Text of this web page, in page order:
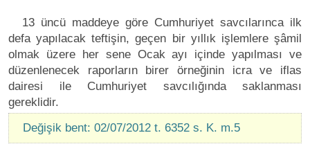
13 üncü maddeye göre Cumhuriyet savcılarınca ilk
defa yapılacak teftişin, geçen bir yıllık işlemlere şâmil
olmak üzere her sene Ocak ayı içinde yapılması ve
düzenlenecek raporların birer örneğinin icra ve iflas
dairesi ile Cumhuriyet savcılığında saklanması
gereklidir.
Değişik bent: 02/07/2012 t. 6352 s. K. m.5